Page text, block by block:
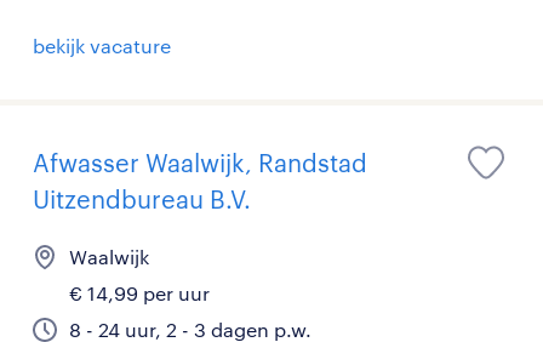
bekijk vacature
Afwasser Waalwijk, Randstad
Uitzendbureau B.V.
Waalwijk
€ 14,99 per uur
8 - 24 uur, 2 - 3 dagen p.w.